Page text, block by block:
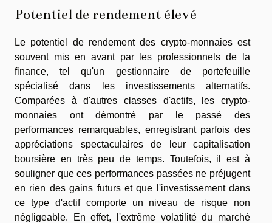
Potentiel de rendement élevé
Le potentiel de rendement des crypto-monnaies est
souvent mis en avant par les professionnels de la
finance, tel qu'un gestionnaire de portefeuille
spécialisé dans les investissements alternatifs.
Comparées à d'autres classes d'actifs, les crypto-
monnaies ont démontré par le passé des
performances remarquables, enregistrant parfois des
appréciations spectaculaires de leur capitalisation
boursière en très peu de temps. Toutefois, il est à
souligner que ces performances passées ne préjugent
en rien des gains futurs et que l'investissement dans
ce type d'actif comporte un niveau de risque non
négligeable. En effet, l'extrême volatilité du marché